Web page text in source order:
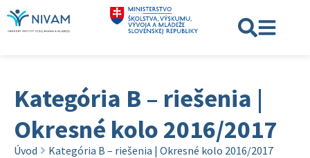
Kategória B – riešenia |
Okresné kolo 2016/2017
Úvod Kategória B – riešenia | Okresné kolo 2016/2017